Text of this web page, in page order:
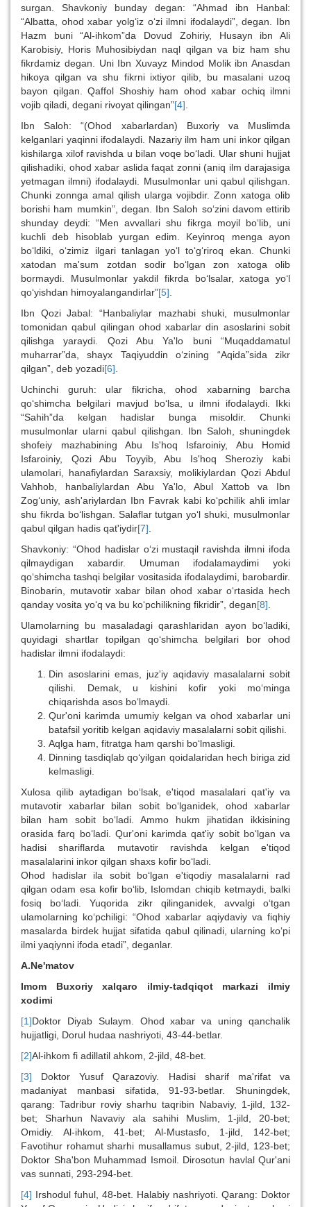
surgan. Shavkoniy bunday degan: “Ahmad ibn Hanbal:
“Albatta, ohod xabar yolg‘iz o‘zi ilmni ifodalaydi”, degan. Ibn
Hazm buni “Al-ihkom”da Dovud Zohiriy, Husayn ibn Ali
Karobisiy, Horis Muhosibiydan naql qilgan va biz ham shu
fikrdamiz degan. Uni Ibn Xuvayz Mindod Molik ibn Anasdan
hikoya qilgan va shu fikrni ixtiyor qilib, bu masalani uzoq
bayon qilgan. Qaffol Shoshiy ham ohod xabar ochiq ilmni
vojib qiladi, degani rivoyat qilingan”[4]
Ibn Saloh: “(Ohod xabarlardan) Buxoriy va Muslimda
kelganlari yaqinni ifodalaydi. Nazariy ilm ham uni inkor qilgan
kishilarga xilof ravishda u bilan voqe bo‘ladi. Ular shuni hujjat
qilishadiki, ohod xabar aslida faqat zonni (aniq ilm darajasiga
yetmagan ilmni) ifodalaydi. Musulmonlar uni qabul qilishgan.
Chunki zonnga amal qilish ularga vojibdir. Zonn xatoga olib
borishi ham mumkin”, degan. Ibn Saloh so‘zini davom ettirib
shunday deydi: “Men avvallari shu fikrga moyil bo‘lib, uni
kuchli deb hisoblab yurgan edim. Keyinroq menga ayon
bo‘ldiki, o‘zimiz ilgari tanlagan yo‘l to‘g‘riroq ekan. Chunki
xatodan ma'sum zotdan sodir bo‘lgan zon xatoga olib
bormaydi. Musulmonlar yakdil fikrda bo‘lsalar, xatoga yo‘l
qo‘yishdan himoyalangandirlar”[5]
Ibn Qozi Jabal: “Hanbaliylar mazhabi shuki, musulmonlar
tomonidan qabul qilingan ohod xabarlar din asoslarini sobit
qilishga yaraydi. Qozi Abu Ya'lo buni “Muqaddamatul
muharrar”da, shayx Taqiyuddin o‘zining “Aqida”sida zikr
qilgan”, deb yozadi[6]
Uchinchi guruh: ular fikricha, ohod xabarning barcha
qo‘shimcha belgilari mavjud bo‘lsa, u ilmni ifodalaydi. Ikki
“Sahih”da kelgan hadislar bunga misoldir. Chunki
musulmonlar ularni qabul qilishgan. Ibn Saloh, shuningdek
shofeiy mazhabining Abu Is'hoq Isfaroiniy, Abu Homid
Isfaroiniy, Qozi Abu Toyyib, Abu Is'hoq Sheroziy kabi
ulamolari, hanafiylardan Saraxsiy, molikiylardan Qozi Abdul
Vahhob, hanbaliylardan Abu Ya'lo, Abul Xattob va Ibn
Zog‘uniy, ash'ariylardan Ibn Favrak kabi ko‘pchilik ahli imlar
shu fikrda bo‘lishgan. Salaflar tutgan yo‘l shuki, musulmonlar
qabul qilgan hadis qat'iydir[7]
Shavkoniy: “Ohod hadislar o‘zi mustaqil ravishda ilmni ifoda
qilmaydigan xabardir. Umuman ifodalamaydimi yoki
qo‘shimcha tashqi belgilar vositasida ifodalaydimi, barobardir.
Binobarin, mutavotir xabar bilan ohod xabar o‘rtasida hech
qanday vosita yo‘q va bu ko‘pchilikning fikridir”, degan[8]
Ulamolarning bu masaladagi qarashlaridan ayon bo‘ladiki,
quyidagi shartlar topilgan qo‘shimcha belgilari bor ohod
hadislar ilmni ifodalaydi:
Din asoslarini emas, juz'iy aqidaviy masalalarni sobit
qilishi. Demak, u kishini kofir yoki mo‘minga
chiqarishda asos bo‘lmaydi.
Qur'oni karimda umumiy kelgan va ohod xabarlar uni
batafsil yoritib kelgan aqidaviy masalalarni sobit qilishi.
Aqlga ham, fitratga ham qarshi bo‘lmasligi.
Dinning tasdiqlab qo‘yilgan qoidalaridan hech biriga zid
kelmasligi.
Xulosa qilib aytadigan bo‘lsak, e'tiqod masalalari qat'iy va
mutavotir xabarlar bilan sobit bo‘lganidek, ohod xabarlar
bilan ham sobit bo‘ladi. Ammo hukm jihatidan ikkisining
orasida farq bo‘ladi. Qur'oni karimda qat'iy sobit bo‘lgan va
hadisi shariflarda mutavotir ravishda kelgan e'tiqod
masalalarini inkor qilgan shaxs kofir bo‘ladi.
Ohod hadislar ila sobit bo‘lgan e'tiqodiy masalalarni rad
qilgan odam esa kofir bo‘lib, Islomdan chiqib ketmaydi, balki
fosiq bo‘ladi. Yuqorida zikr qilinganidek, avvalgi o‘tgan
ulamolarning ko‘pchiligi: “Ohod xabarlar aqiydaviy va fiqhiy
masalarda birdek hujjat sifatida qabul qilinadi, ularning ko‘pi
ilmi yaqiynni ifoda etadi”, deganlar.
A.Ne'matov
Imom Buxoriy xalqaro ilmiy-tadqiqot markazi ilmiy
xodimi
[1]Doktor Diyab Sulaym. Ohod xabar va uning qanchalik
hujjatligi, Dorul hudaa nashriyoti, 43-44-betlar.
[2]Al-ihkom fi adillatil ahkom, 2-jild, 48-bet.
[3]
Doktor Yusuf Qarazoviy. Hadisi sharif ma'rifat va
madaniyat manbasi sifatida, 91-93-betlar. Shuningdek,
qarang: Tadribur roviy sharhu taqribin Nabaviy, 1-jild, 132-
bet; Sharhun Navaviy ala sahihi Muslim, 1-jild, 20-bet;
Omidiy. Al-ihkom, 41-bet; Al-Mustasfo, 1-jild, 142-bet;
Favotihur rohamut sharhi musallamus subut, 2-jild, 123-bet;
Doktor Sha'bon Muhammad Ismoil. Dirosotun havlal Qur'ani
vas sunnati, 293-294-bet.
[4] Irshodul fuhul, 48-bet. Halabiy nashriyoti. Qarang: Doktor